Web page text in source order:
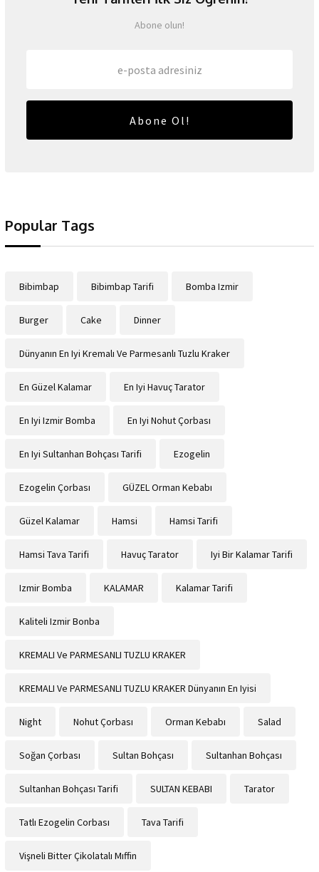
Abone olun!
Abone Ol!
Popular Tags
Bibimbap Bibimbap Tarifi Bomba Izmir
Burger Cake Dinner
Dünyanın En Iyi Kremalı Ve Parmesanlı Tuzlu Kraker
En Güzel Kalamar En Iyi Havuç Tarator
En Iyi Izmir Bomba En Iyi Nohut Çorbası
En Iyi Sultanhan Bohçası Tarifi Ezogelin
Ezogelin Çorbası GÜZEL Orman Kebabı
Güzel Kalamar Hamsi Hamsi Tarifi
Hamsi Tava Tarifi Havuç Tarator Iyi Bir Kalamar Tarifi
Izmir Bomba KALAMAR Kalamar Tarifi
Kaliteli Izmir Bonba
KREMALI Ve PARMESANLI TUZLU KRAKER
KREMALI Ve PARMESANLI TUZLU KRAKER Dünyanın En Iyisi
Night Nohut Çorbası Orman Kebabı Salad
Soğan Çorbası Sultan Bohçası Sultanhan Bohçası
Sultanhan Bohçası Tarifi SULTAN KEBABI Tarator
Tatlı Ezogelin Corbası Tava Tarifi
Vişneli Bitter Çikolatalı Mıffin